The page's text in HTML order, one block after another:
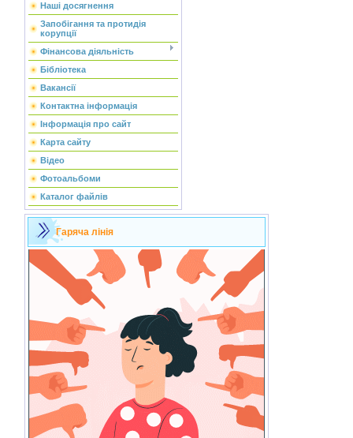
Наші досягнення
Запобігання та протидія
корупції
Фінансова діяльність
Бібліотека
Вакансії
Контактна інформація
Інформація про сайт
Карта сайту
Відео
Фотоальбоми
Каталог файлів
Гаряча лінія